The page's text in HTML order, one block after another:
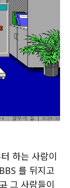
하는 사람이
를 뒤지고
그 사람들이